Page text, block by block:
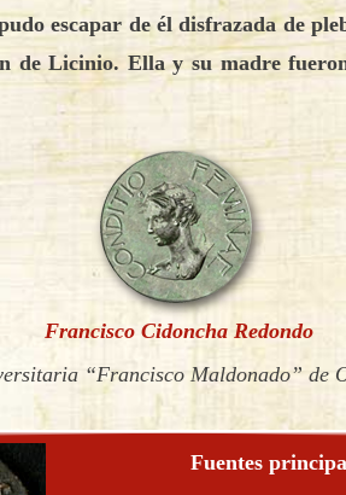
escapar de él disfrazada de
de Licinio. Ella y su madre
Francisco Cidoncha Redondo
“Francisco Maldonado” de
Fuentes